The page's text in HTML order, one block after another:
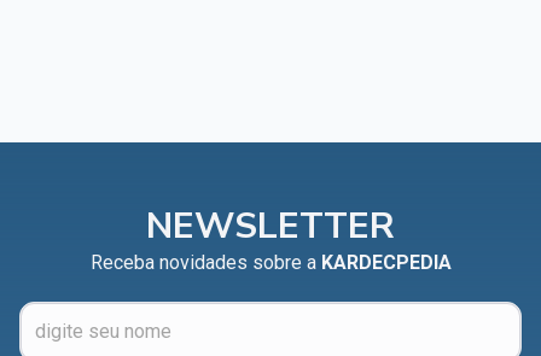
NEWSLETTER
Receba novidades sobre a KARDECPEDIA